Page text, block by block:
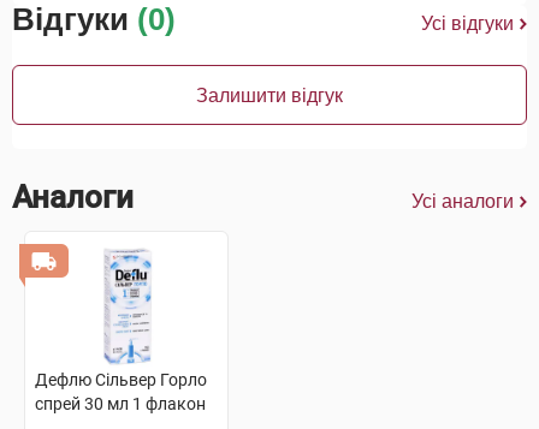
Відгуки (0) Усі відгуки
Залишити відгук
Аналоги Усі аналоги
Дефлю Сільвер Горло
спрей 30 мл 1 флакон